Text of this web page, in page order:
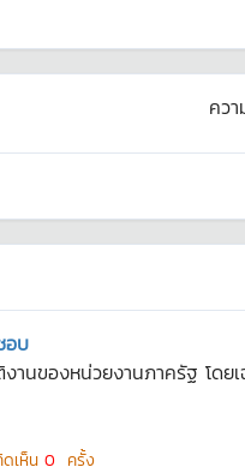
คว
อบ
านของหน่วยงานภาครัฐ โดย
เห็น 0 ครั้ง